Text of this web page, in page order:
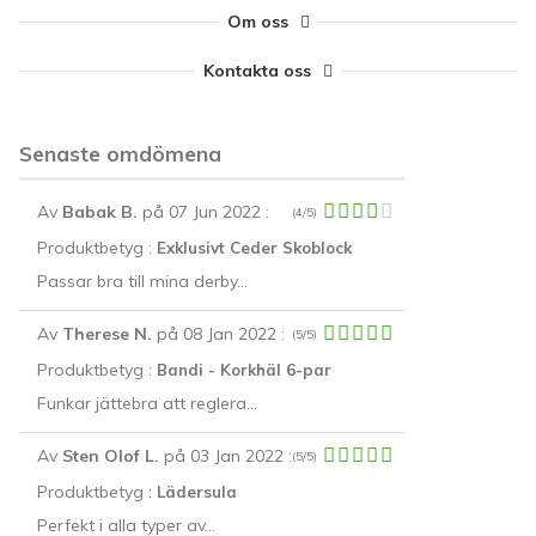
Välj alternativ
Välj alternativ
Om oss
Kontakta oss
Senaste omdömena
Av Babak B. på 07 Jun 2022: (4/5)
Produktbetyg : Exklusivt Ceder Skoblock
Passar bra till mina derby...
Av Therese N. på 08 Jan 2022: (5/5)
Produktbetyg : Bandi - Korkhäl 6-par
Funkar jättebra att reglera...
Av Sten Olof L. på 03 Jan 2022:(5/5)
Produktbetyg : Lädersula
Perfekt i alla typer av...